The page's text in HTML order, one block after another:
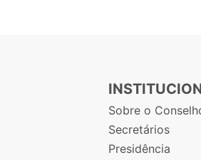
Sobre o
Secretários
Presidência